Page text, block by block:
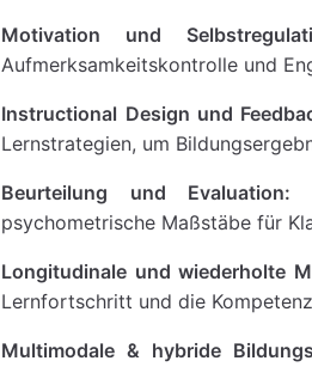
Motivation und
Aufmerksamkeitskontrolle und
Instructional Design und
Lernstrategien, um
Beurteilung und Evaluation:
psychometrische Maßstäbe für
Longitudinale und wiederholte
Lernfortschritt und die
Multimodale & hybride